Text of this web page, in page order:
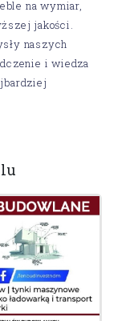
na wymiar,
jakości.
naszych
i wiedza